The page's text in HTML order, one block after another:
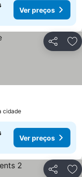
Ver preços
Partilhar
cidade
Ver preços
Partilhar